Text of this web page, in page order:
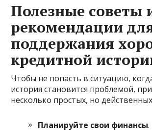
Полезные советы
рекомендации
поддержания
кредитной
Чтобы не попасть в ситуацию,
история становится проблемой,
несколько простых, но
Планируйте свои финансы